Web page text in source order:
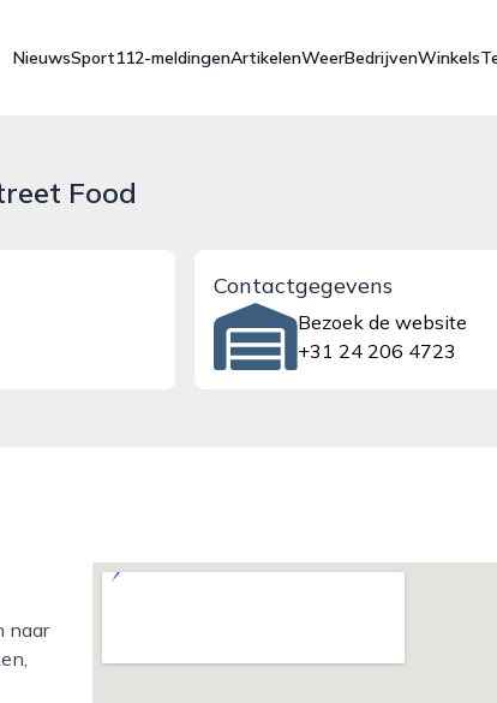
NieuwsSport112-meldingenArtikelenWeerBedrijvenWinkels
Food
Contactgegevens
Bezoek de website
+31 24 206 4723